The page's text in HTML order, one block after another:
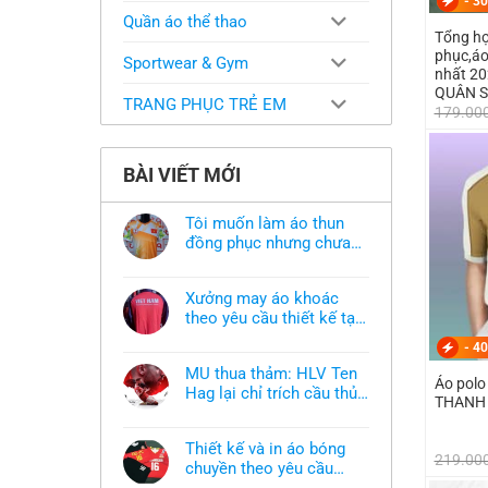
Quần áo thể thao
Sportwear & Gym
TRANG PHỤC TRẺ EM
BÀI VIẾT MỚI
Tôi muốn làm áo thun
đồng phục nhưng chưa
bình
luận
ở
áo
thun
đồng
có
mẫu
thì
Xưởng may áo khoác
theo yêu cầu thiết kế tại
bình
luận
ở
Xưởng
khoác
theo
yêu
MU thua thảm: HLV Ten
Hag lại chỉ trích cầu thủ,
bình
luận
ở
Thiết kế và in áo bóng
chuyền theo yêu cầu
Tổng
nhất
QUÂN
-
Áo
THANH